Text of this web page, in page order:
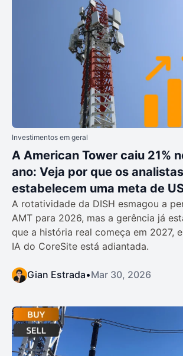
Investimentos em geral
A American Tower caiu 21%
ano: Veja por que os
estabelecem uma meta de
A rotatividade da DISH esmagou a
AMT para 2026, mas a gerência já
que a história real começa em 2027,
IA do CoreSite está adiantada.
Gian Estrada•Mar 30, 2026